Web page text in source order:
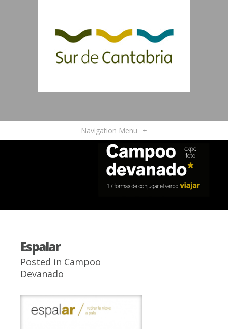
Navigation Menu +
Espalar
Posted in Campoo
Devanado